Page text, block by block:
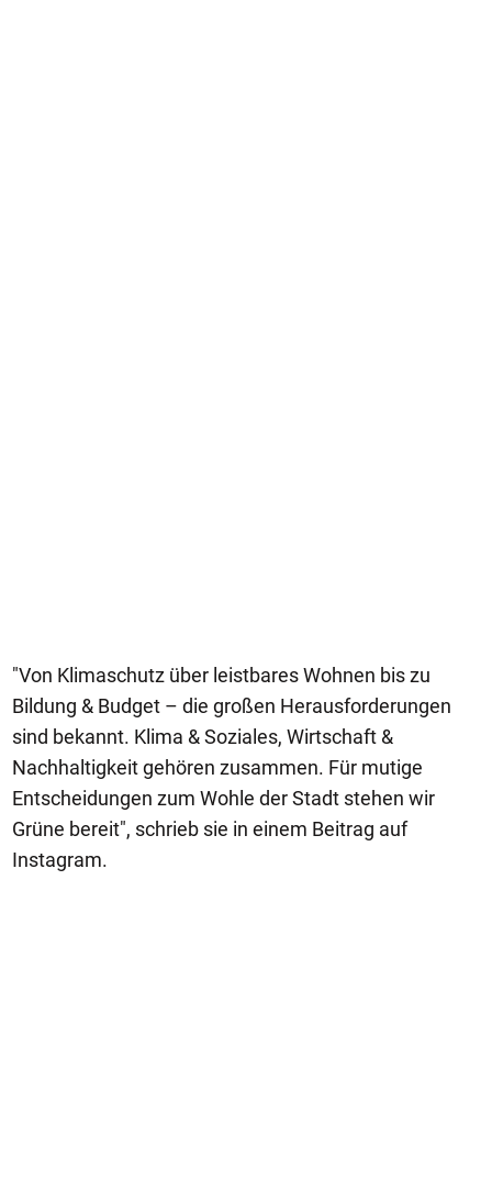
"Von Klimaschutz über leistbares Wohnen bis zu
Bildung & Budget – die großen Herausforderungen
sind bekannt. Klima & Soziales, Wirtschaft &
Nachhaltigkeit gehören zusammen. Für mutige
Entscheidungen zum Wohle der Stadt stehen wir
Grüne bereit", schrieb sie in einem Beitrag auf
Instagram.